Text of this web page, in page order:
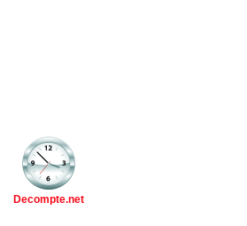
Decompte.net